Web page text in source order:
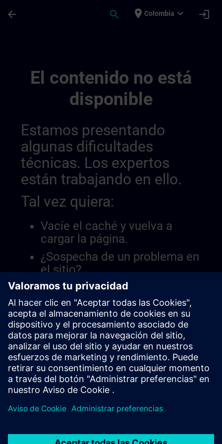
arrow_back search place Colombia expand_more login
El contenido no está
disponible
Estamos presentando
algunas dificultades
técnicas. Los expertos
están trabajando en ello.
Tal vez quiera:
Vacíe el caché y vuelva a
cargar la página.
¿Sospecha de un problema en
el sitio?